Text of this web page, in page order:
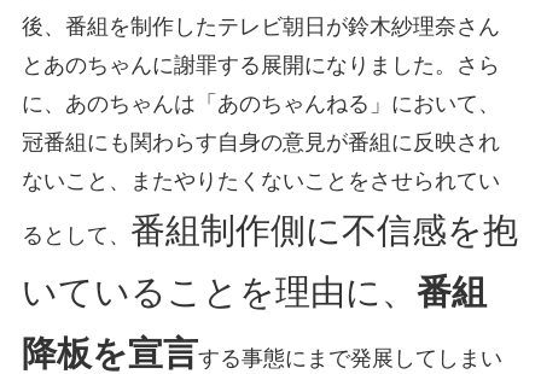
後、番組を制作したテレビ朝日が鈴木紗理奈さん
とあのちゃんに謝罪する展開になりました。さら
に、あのちゃんは「あのちゃんねる」において、
冠番組にも関わらす自身の意見が番組に反映され
ないこと、またやりたくないことをさせられてい
るとして、 番組制作側に不信感を抱
いていることを理由に、 番組
降板を宣言する事態にまで発展してしまい